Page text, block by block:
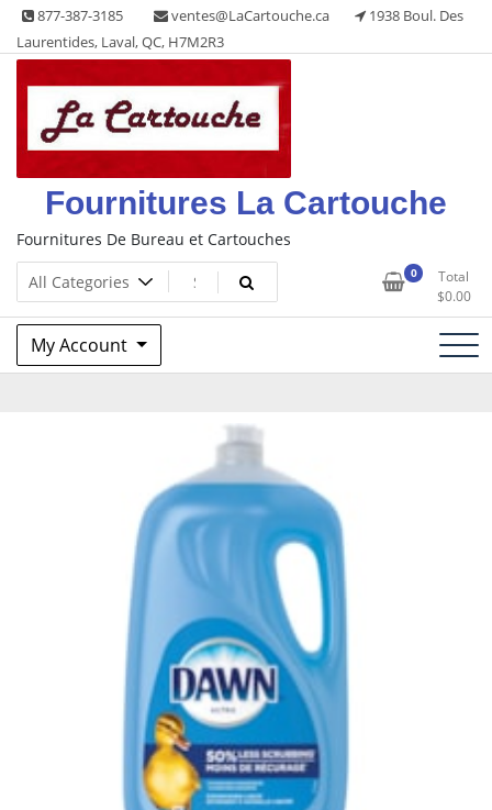
Skip
content
877-387-3185 ventes@LaCartouche.ca
1938 Boul. Des
Laurentides, Laval, QC, H7M2R3
Fournitures La Cartouche
Fournitures De Bureau et Cartouches
0
Total
$0.00
My Account